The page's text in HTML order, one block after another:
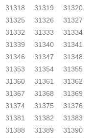
31318 31319
31320
31325 31326
31327
31332 31333
31334
31339 31340
31341
31346 31347
31348
31353 31354
31355
31360 31361
31362
31367 31368
31369
31374 31375
31376
31381 31382
31383
31388 31389
31390